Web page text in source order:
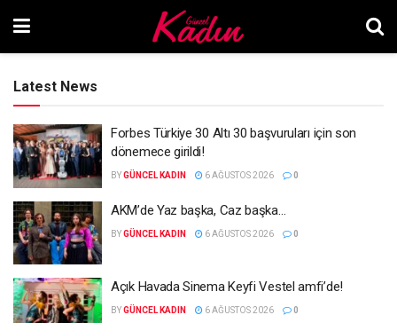
Latest News
Forbes Türkiye 30 Altı 30 başvuruları için son
dönemece girildi!
BYGÜNCEL KADIN 6 AĞUSTOS 2026 0
AKM’de Yaz başka, Caz başka…
BYGÜNCEL KADIN 6 AĞUSTOS 2026 0
Açık Havada Sinema Keyfi Vestel amfi’de!
BYGÜNCEL KADIN 6 AĞUSTOS 2026 0